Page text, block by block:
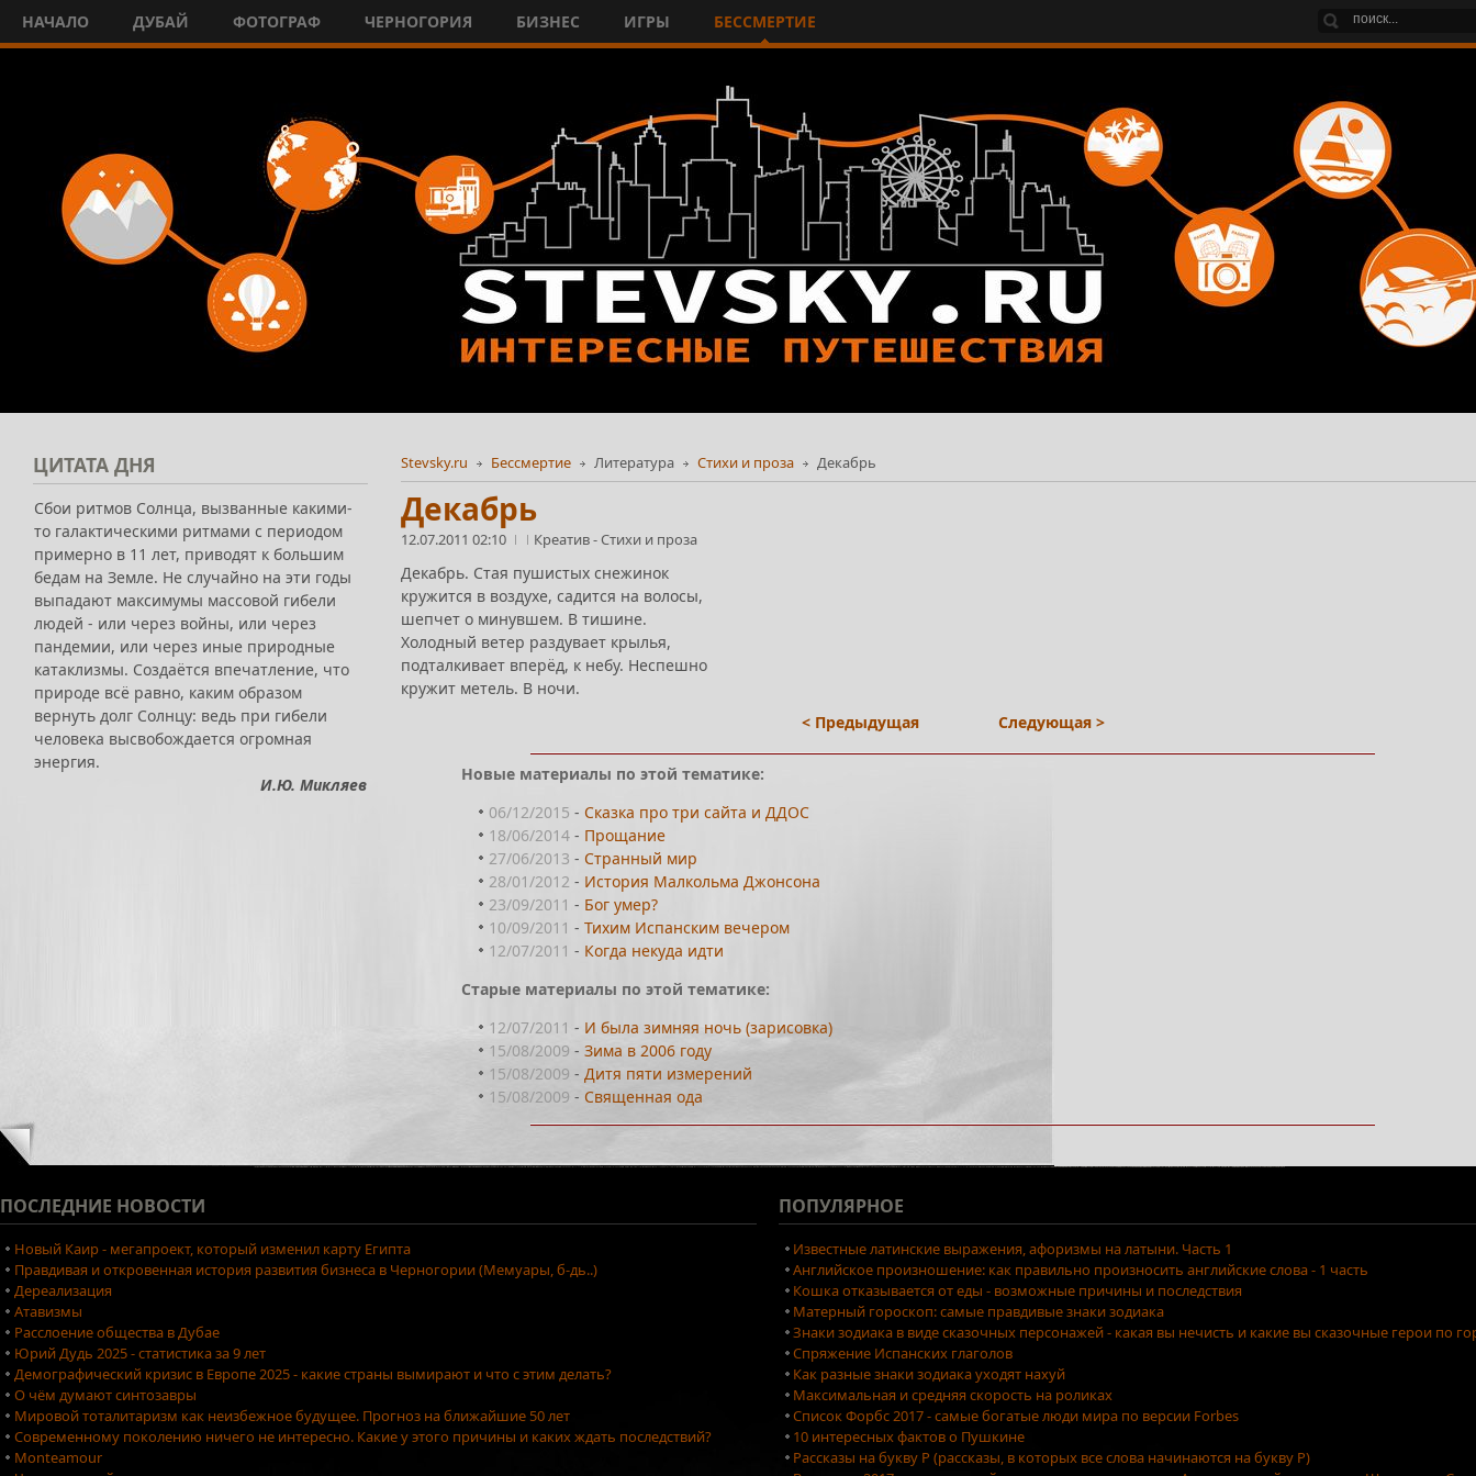
НАЧАЛО ДУБАЙ ФОТОГРАФ ЧЕРНОГОРИЯ БИЗНЕС ИГРЫ БЕССМЕРТИЕ
Stevsky.ru Бессмертие Литература Стихи и проза Декабрь
Декабрь
12.07.2011 02:10 Креатив-Стихи и проза
Декабрь. Стая пушистых снежинок
кружится в воздухе, садится на волосы,
шепчет о минувшем. В тишине.
Холодный ветер раздувает крылья,
подталкивает вперёд, к небу. Неспешно
кружит метель. В ночи.
< Предыдущая
Следующая >
Новые материалы по этой тематике:
06/12/2015 - Сказка про три сайта и ДДОС
18/06/2014 - Прощание
27/06/2013 - Странный мир
28/01/2012 - История Малкольма Джонсона
23/09/2011 - Бог умер?
10/09/2011 -Тихим Испанским вечером
12/07/2011 - Когда некуда идти
Старые материалы по этой тематике:
12/07/2011 - И была зимняя ночь (зарисовка)
15/08/2009 -Зима в 2006 году
15/08/2009 -Дитя пяти измерений
15/08/2009 - Священная ода
ЦИТАТА ДНЯ
Сбои ритмов Солнца, вызванные какими-
то галактическими ритмами с периодом
примерно в 11 лет, приводят к большим
бедам на Земле. Не случайно на эти годы
выпадают максимумы массовой гибели
людей - или через войны, или через
пандемии, или через иные природные
катаклизмы. Создаётся впечатление, что
природе всё равно, каким образом
вернуть долг Солнцу: ведь при гибели
человека высвобождается огромная
энергия.
И.Ю. Микляев
ПОСЛЕДНИЕ НОВОСТИ
Новый Каир - мегапроект, который изменил карту Египта
Правдивая и откровенная история развития бизнеса в Черногории (Мемуары, б-дь..)
Дереализация
Атавизмы
Расслоение общества в Дубае
Юрий Дудь 2025 - статистика за 9 лет
Демографический кризис в Европе 2025 - какие страны вымирают и что с этим делать?
О чём думают синтозавры
Мировой тоталитаризм как неизбежное будущее. Прогноз на ближайшие 50 лет
Современному поколению ничего не интересно. Какие у этого причины и каких ждать последствий?
Monteamour
ПОПУЛЯРНОЕ
Известные латинские выражения, афоризмы на латыни. Часть 1
Английское произношение: как правильно произносить английские слова - 1 часть
Кошка отказывается от еды - возможные причины и последствия
Матерный гороскоп: самые правдивые знаки зодиака
Знаки зодиака в виде сказочных персонажей - какая вы нечисть и какие вы сказочные герои по
Спряжение Испанских глаголов
Как разные знаки зодиака уходят нахуй
Максимальная и средняя скорость на роликах
Список Форбс 2017 - самые богатые люди мира по версии Forbes
10 интересных фактов о Пушкине
Рассказы на букву Р (рассказы, в которых все слова начинаются на букву Р)